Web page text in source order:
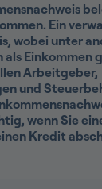
Ein
wobei unter
als Einkommen
Arbeitgeber,
und
wenn Sie
Kredit